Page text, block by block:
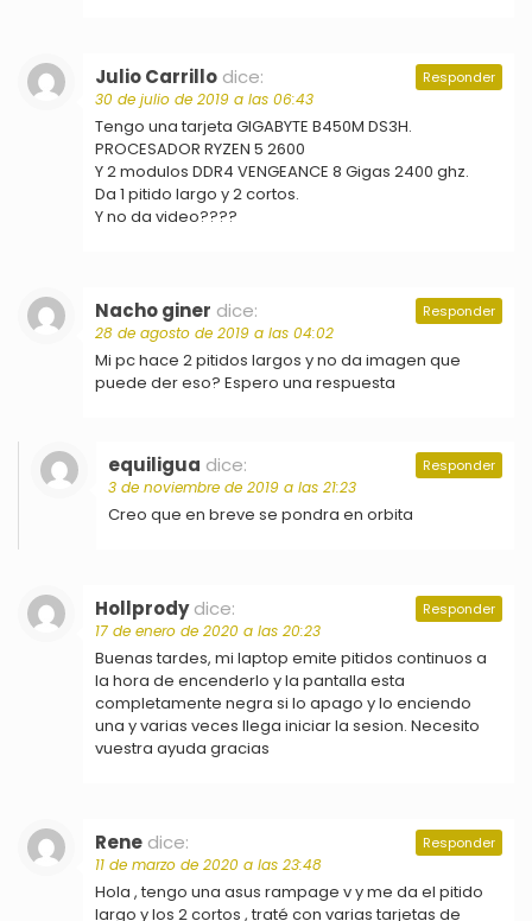
Julio Carrillo dice:
30 de julio de 2019 a las 06:43
Tengo una tarjeta GIGABYTE B450M DS3H.
PROCESADOR RYZEN 5 2600
Y 2 modulos DDR4 VENGEANCE 8 Gigas 2400 ghz.
Da 1 pitido largo y 2 cortos.
Y no da video????
Responder
Nacho giner dice:
28 de agosto de 2019 a las 04:02
Mi pc hace 2 pitidos largos y no da imagen que
puede der eso? Espero una respuesta
Responder
equiligua dice:
3 de noviembre de 2019 a las 21:23
Creo que en breve se pondra en orbita
Responder
Hollprody dice:
17 de enero de 2020 a las 20:23
Buenas tardes, mi laptop emite pitidos continuos a
la hora de encenderlo y la pantalla esta
completamente negra si lo apago y lo enciendo
una y varias veces llega iniciar la sesion. Necesito
vuestra ayuda gracias
Responder
Rene dice:
11 de marzo de 2020 a las 23:48
Hola , tengo una asus rampage v y me da el pitido
largo y los 2 cortos , traté con varias tarjetas de
Responder